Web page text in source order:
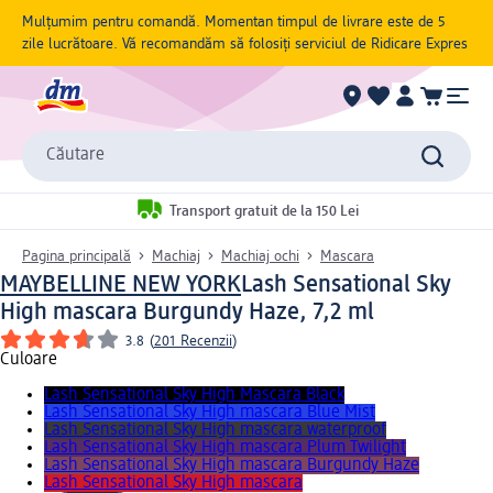
Mulțumim pentru comandă. Momentan timpul de livrare este de 5
zile lucrătoare. Vă recomandăm să folosiți serviciul de Ridicare Expres
Căutare
Transport gratuit de la 150 Lei
Pagina principală Machiaj Machiaj ochi Mascara
MAYBELLINE NEW YORKLash Sensational Sky
High mascara Burgundy Haze, 7,2 ml
3.8 (201 Recenzii)
Culoare
Lash Sensational Sky High Mascara Black
Lash Sensational Sky High mascara Blue Mist
Lash Sensational Sky High mascara waterproof
Lash Sensational Sky High mascara Plum Twilight
Lash Sensational Sky High mascara Burgundy Haze
Lash Sensational Sky High mascara